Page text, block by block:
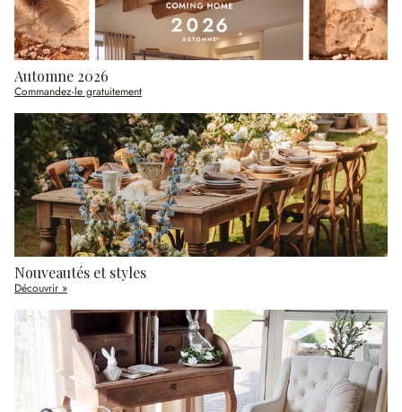
Automne 2026
Commandez-le gratuitement
Nouveautés et styles
Découvrir »